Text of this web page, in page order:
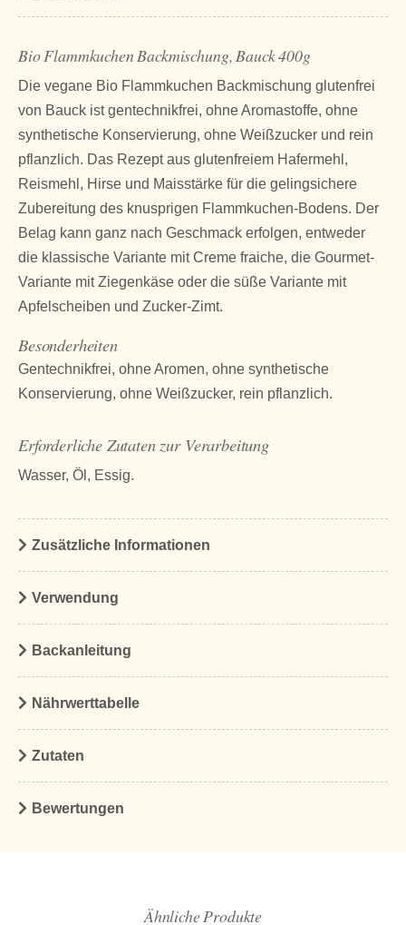
Bio Flammkuchen Backmischung, Bauck 400g
Die vegane Bio Flammkuchen Backmischung glutenfrei
von Bauck ist gentechnikfrei, ohne Aromastoffe, ohne
synthetische Konservierung, ohne Weißzucker und rein
pflanzlich. Das Rezept aus glutenfreiem Hafermehl,
Reismehl, Hirse und Maisstärke für die gelingsichere
Zubereitung des knusprigen Flammkuchen-Bodens. Der
Belag kann ganz nach Geschmack erfolgen, entweder
die klassische Variante mit Creme fraiche, die Gourmet-
Variante mit Ziegenkäse oder die süße Variante mit
Apfelscheiben und Zucker-Zimt.
Besonderheiten
Gentechnikfrei, ohne Aromen, ohne synthetische
Konservierung, ohne Weißzucker, rein pflanzlich.
Erforderliche Zutaten zur Verarbeitung
Wasser, Öl, Essig.
Zusätzliche Informationen
Verwendung
Backanleitung
Nährwerttabelle
Zutaten
Bewertungen
Ähnliche Produkte